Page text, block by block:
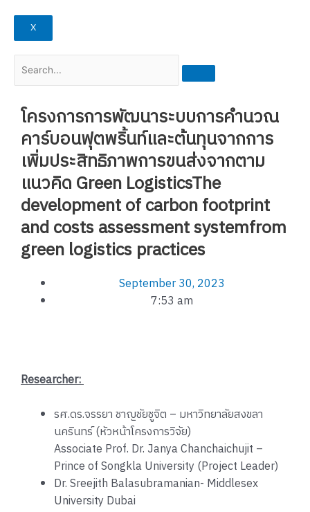
X
โครงการการพัฒนาระบบการคำนวณ
คาร์บอนฟุตพริ้นท์และต้นทุนจากการ
เพิ่มประสิทธิภาพการขนส่งจากตาม
แนวคิด Green LogisticsThe
development of carbon footprint
and costs assessment systemfrom
green logistics practices
September 30, 2023
7:53 am
Researcher:
รศ.ดร.จรรยา ชาญชัยชูจิต – มหาวิทยาลัยสงขลา
นครินทร์ (หัวหน้าโครงการวิจัย)
Associate Prof. Dr. Janya Chanchaichujit –
Prince of Songkla University (Project Leader)
Dr. Sreejith Balasubramanian- Middlesex
University Dubai